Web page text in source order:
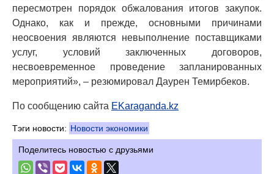
пересмотрен порядок обжалования итогов закупок.
Однако, как и прежде, основными причинами
неосвоения являются невыполнение поставщиками
услуг, условий заключенных договоров,
несвоевременное проведение запланированных
мероприятий», – резюмировал Даурен Темирбеков.
По сообщению сайта EKaraganda.kz
Тэги новости: Новости экономики
Поделитесь новостью с друзьями